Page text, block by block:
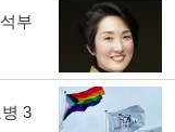
부
3